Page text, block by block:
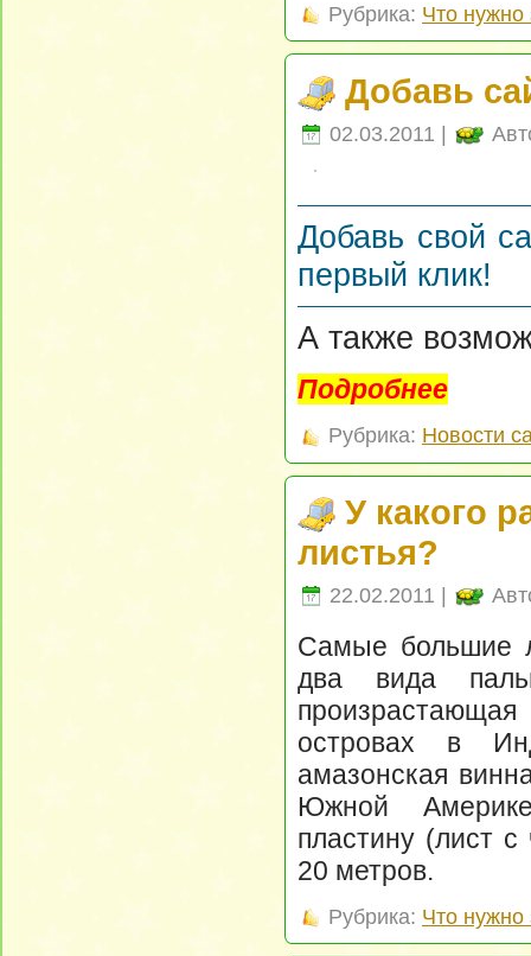
Рубрика: Что нужно
Добавь
02.03.2011 |
Добавь свой
первый клик!
А также
Подробнее
Рубрика: Новости
У какого
листья?
22.02.2011 |
Самые большие
два вида
островах в
амазонская
Южной
пластину (лист
20 метров.
Рубрика: Что нужно